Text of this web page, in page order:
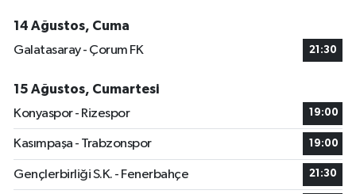
14 Ağustos, Cuma
Galatasaray - Çorum FK
21:30
15 Ağustos, Cumartesi
Konyaspor - Rizespor
19:00
Kasımpaşa - Trabzonspor 19:00
Gençlerbirliği S.K. - Fenerbahçe 21:30